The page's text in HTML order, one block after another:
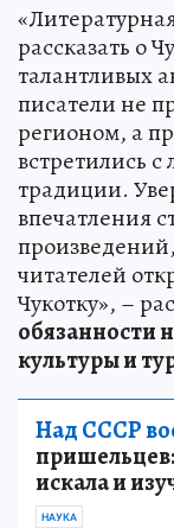
рассказать о
талантливых
писатели не
регионом, а
встретились
традиции.
впечатления
читателей
Чукотку», –
обязанности
культуры и
Над СССР
пришельцев:
искала и
НАУКА